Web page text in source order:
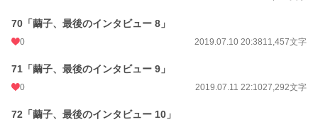
70「繭子、最後のインタビュー 8」
0 2019.07.10 20:3811,457文字
71「繭子、最後のインタビュー 9」
0 2019.07.11 22:1027,292文字
72「繭子、最後のインタビュー 10」